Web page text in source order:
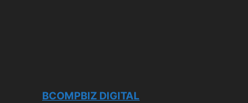
BCOMPBIZ DIGITAL